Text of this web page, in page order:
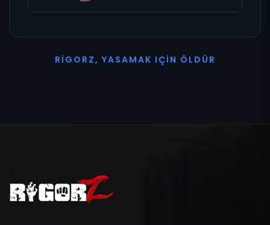
R I G O R Z, YASAMAK I ÇI N Ö L D Ü R